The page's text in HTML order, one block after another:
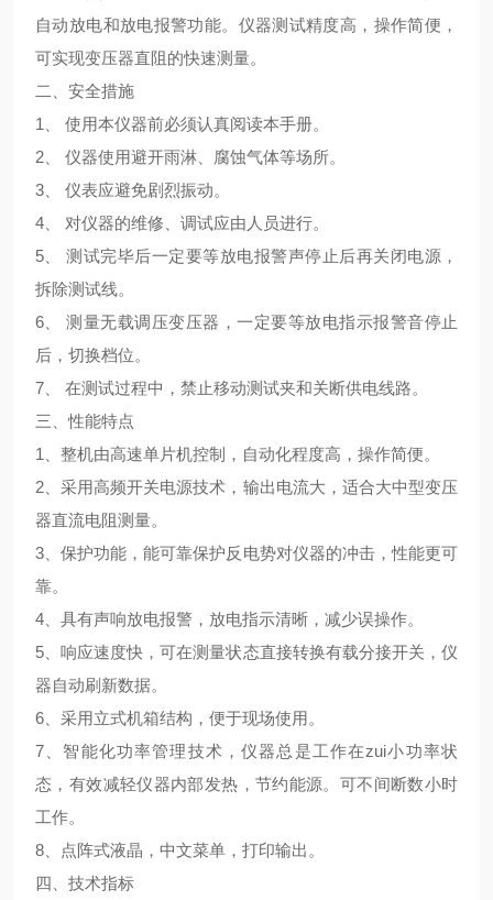
自动放电和放电报警功能。仪器测试精度高，操作简便，
可实现变压器直阻的快速测量。
二、 安全措施
1、 使用本仪器前必须认真阅读本手册。
2、 仪器使用避开雨淋、腐蚀气体等场所。
3、 仪表应避免剧烈振动。
4、 对仪器的维修、调试应由人员进行。
5、 测试完毕后一定要等放电报警声停止后再关闭电源，
拆除测试线。
6、 测量无载调压变压器，一定要等放电指示报警音停止
后，切换档位。
7、 在测试过程中，禁止移动测试夹和关断供电线路。
三、性能特点
1、整机由高速单片机控制，自动化程度高，操作简便。
2、采用高频开关电源技术，输出电流大，适合大中型变压
器直流电阻测量。
3、保护功能，能可靠保护反电势对仪器的冲击，性能更可
靠。
4、具有声响放电报警，放电指示清晰，减少误操作。
5、响应速度快，可在测量状态直接转换有载分接开关，仪
器自动刷新数据。
6、采用立式机箱结构，便于现场使用。
7、智能化功率管理技术，仪器总是工作在zui小功率状
态，有效减轻仪器内部发热，节约能源。可不间断数小时
工作。
8、点阵式液晶，中文菜单，打印输出。
四、技术指标